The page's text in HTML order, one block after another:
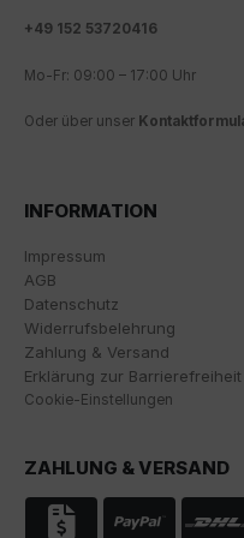
+49 152 53720416
Mo-Fr: 09:00 – 17:00 Uhr
Oder über unser
INFORMATION
Impressum
AGB
Datenschutz
Widerrufsbelehrung
Zahlung & Versand
Erklärung zur Barrierefreiheit
Cookie-Einstellungen
ZAHLUNG & VERSAND
erhalten, um die
Google LLC übermittelt
verarbeitet, die von
Cookie akzeptieren,
Google verarbeitet
Europäischen
nach EU-Standards
Datenschutzniveau
essenzielle Cookies